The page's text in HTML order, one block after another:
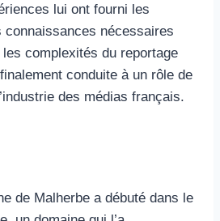
lui ont fourni les
connaissances nécessaires
complexités du reportage
conduite à un rôle de
des médias français.
de Malherbe a débuté dans le